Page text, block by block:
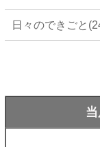
日々のできごと